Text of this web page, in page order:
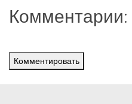
Комментарии:
Комментировать